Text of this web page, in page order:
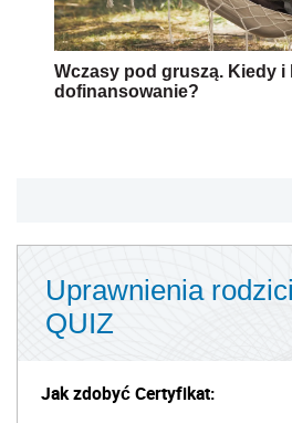
Wczasy pod gruszą. Kiedy i
dofinansowanie?
Uprawnienia
QUIZ
Jak zdobyć Certyfikat: